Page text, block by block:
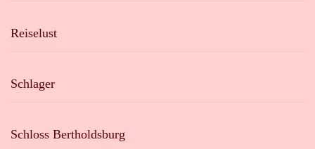
Reiselust
Schlager
Schloss Bertholdsburg